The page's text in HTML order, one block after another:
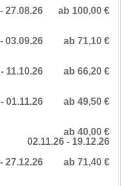
ab 100,00 €
27.08.26
ab 71,10 €
03.09.26
ab 66,20 €
11.10.26
ab 49,50 €
01.11.26
ab 40,00 €
02.11.26 - 19.12.26
ab 71,40 €
27.12.26